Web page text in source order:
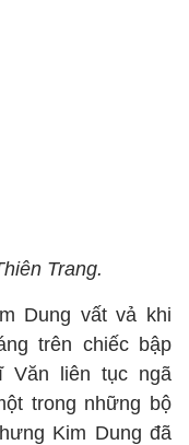
Trang.
Dung vất vả khi
trên chiếc bập
Văn liên tục ngã
trong những bộ
Kim Dung đã